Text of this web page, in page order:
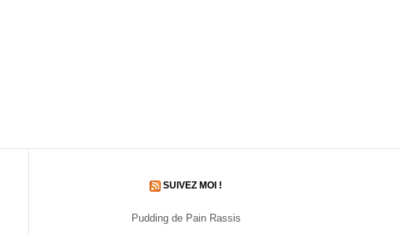
SUIVEZ MOI !
Pudding de Pain Rassis